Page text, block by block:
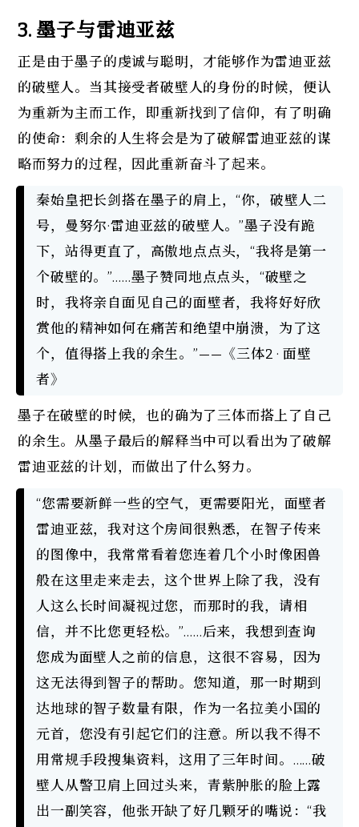
3. 墨子与雷迪亚兹
正是由于墨子的虔诚与聪明，才能够作为雷迪亚兹
的破壁人。当其接受者破壁人的身份的时候，便认
为重新为主而工作，即重新找到了信仰，有了明确
的使命：剩余的人生将会是为了破解雷迪亚兹的谋
略而努力的过程，因此重新奋斗了起来。
秦始皇把长剑搭在墨子的肩上，“你，破壁人二
号，曼努尔·雷迪亚兹的破壁人。”墨子没有跪
下，站得更直了，高傲地点点头，“我将是第一
个破壁的。”……墨子赞同地点点头，“破壁之
时，我将亲自面见自己的面壁者，我将好好欣
赏他的精神如何在痛苦和绝望中崩溃，为了这
个，值得搭上我的余生。”——《三体2 · 面壁
者》
墨子在破壁的时候，也的确为了三体而搭上了自己
的余生。从墨子最后的解释当中可以看出为了破解
雷迪亚兹的计划，而做出了什么努力。
“您需要新鲜一些的空气，更需要阳光，面壁者
雷迪亚兹，我对这个房间很熟悉，在智子传来
的图像中，我常常看着您连着几个小时像困兽
般在这里走来走去，这个世界上除了我，没有
人这么长时间凝视过您，而那时的我，请相
信，并不比您更轻松。”……后来，我想到查询
您成为面壁人之前的信息，这很不容易，因为
这无法得到智子的帮助。您知道，那一时期到
达地球的智子数量有限，作为一名拉美小国的
元首，您没有引起它们的注意。所以我不得不
用常规手段搜集资料，这用了三年时间。……破
壁人从警卫肩上回过头来，青紫肿胀的脸上露
出一副笑容，他张开缺了好几颗牙的嘴说：“我